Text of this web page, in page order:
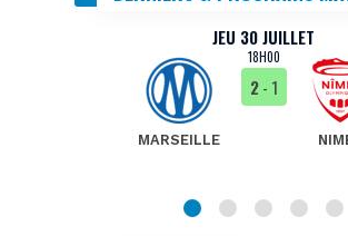
JEU 30 JUILLET
18H00
MARSEILLE
2- 1